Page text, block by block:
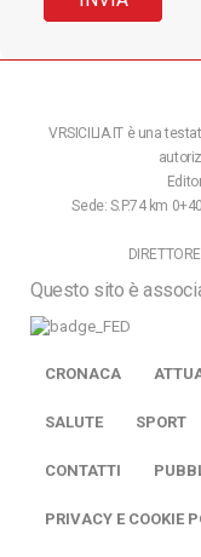
VRSICILIA.IT è una
Sede: S.P.74 km
Questo sito è
CRONACA
SALUTE SPORT
CONTATTI
PRIVACY E COOKIE